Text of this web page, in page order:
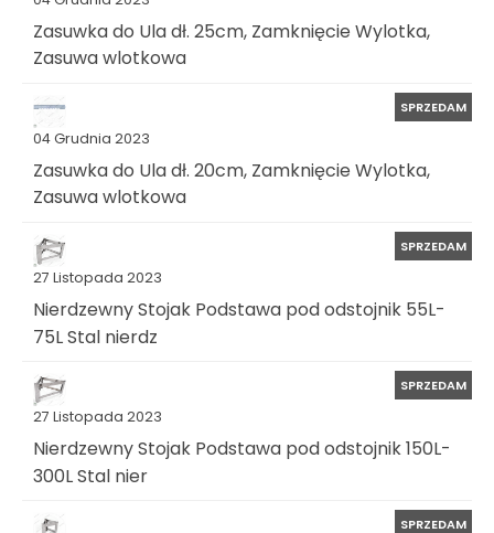
Zasuwka do Ula dł. 25cm, Zamknięcie Wylotka,
Zasuwa wlotkowa
04 Grudnia 2023
SPRZEDAM
Zasuwka do Ula dł. 20cm, Zamknięcie Wylotka,
Zasuwa wlotkowa
27 Listopada 2023
SPRZEDAM
Nierdzewny Stojak Podstawa pod odstojnik 55L-
75L Stal nierdz
27 Listopada 2023
SPRZEDAM
Nierdzewny Stojak Podstawa pod odstojnik 150L-
300L Stal nier
SPRZEDAM